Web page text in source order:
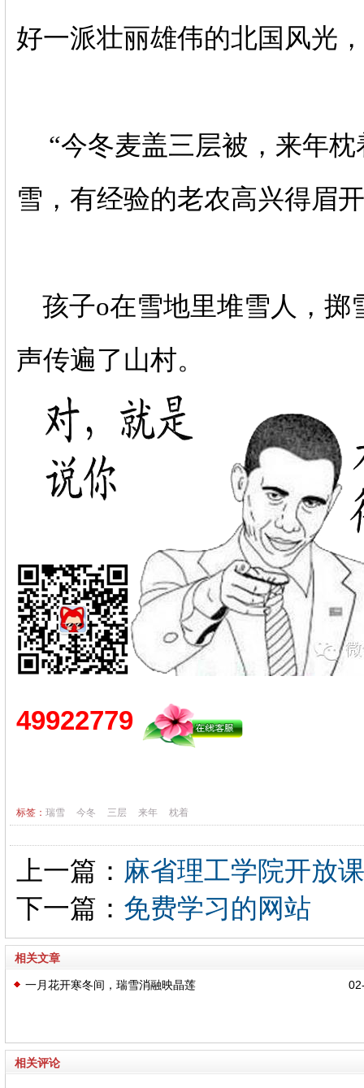
好一派壮丽雄伟的北国风光
“今冬麦盖三层被，来年枕
雪，有经验的老农高兴得眉
孩子o在雪地里堆雪人，掷
声传遍了山村。
49922779
标签： 瑞雪 今冬 三层 来年 枕着
上一篇： 麻省理工学院开放
下一篇： 免费学习的网站
相关文章
一月花开寒冬间，瑞雪消融映晶莲
相关评论